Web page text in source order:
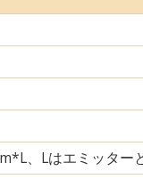
、Lはエミッター